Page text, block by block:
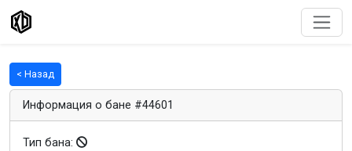
< Назад
Информация о бане #44601
Тип бана: